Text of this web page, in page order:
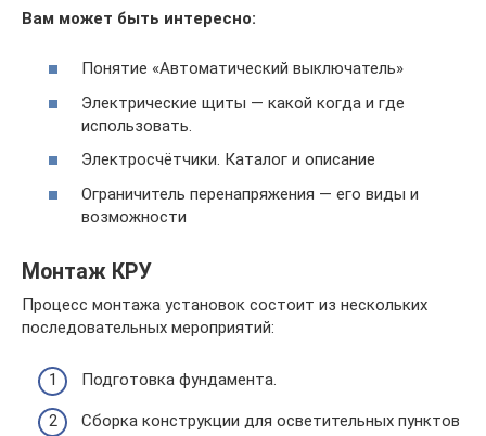
Вам может быть интересно:
Понятие «Автоматический выключатель»
Электрические щиты — какой когда и где
использовать.
Электросчётчики. Каталог и описание
Ограничитель перенапряжения — его виды и
возможности
Монтаж КРУ
Процесс монтажа установок состоит из нескольких
последовательных мероприятий:
Подготовка фундамента.
Сборка конструкции для осветительных пунктов